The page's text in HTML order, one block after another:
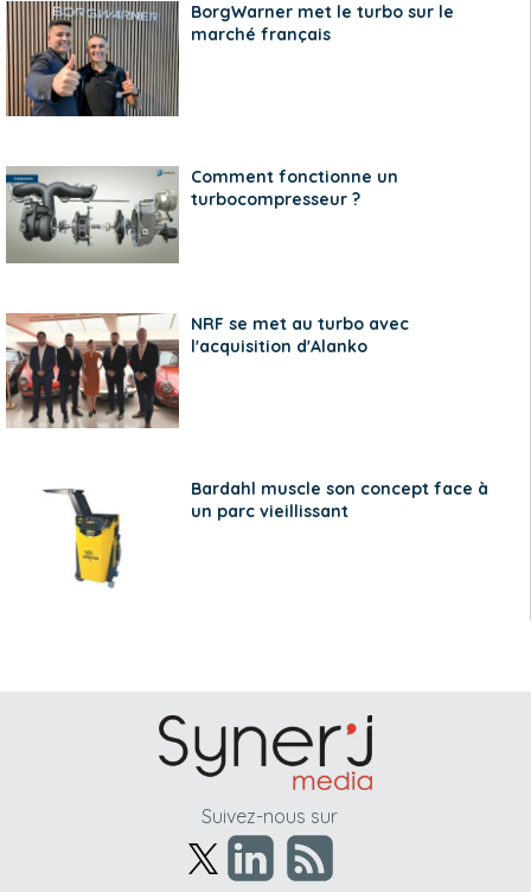
BorgWarner met le turbo sur le
marché français
Comment fonctionne un
turbocompresseur ?
NRF se met au turbo avec
l'acquisition d'Alanko
Bardahl muscle son concept face à
un parc vieillissant
Suivez-nous sur